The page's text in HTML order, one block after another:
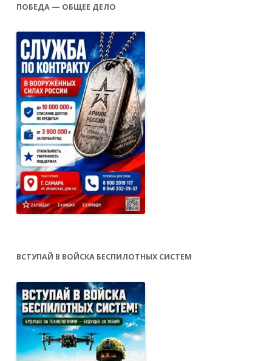
ПОБЕДА — ОБЩЕЕ ДЕЛО
ВСТУПАЙ В ВОЙСКА БЕСПИЛОТНЫХ СИСТЕМ